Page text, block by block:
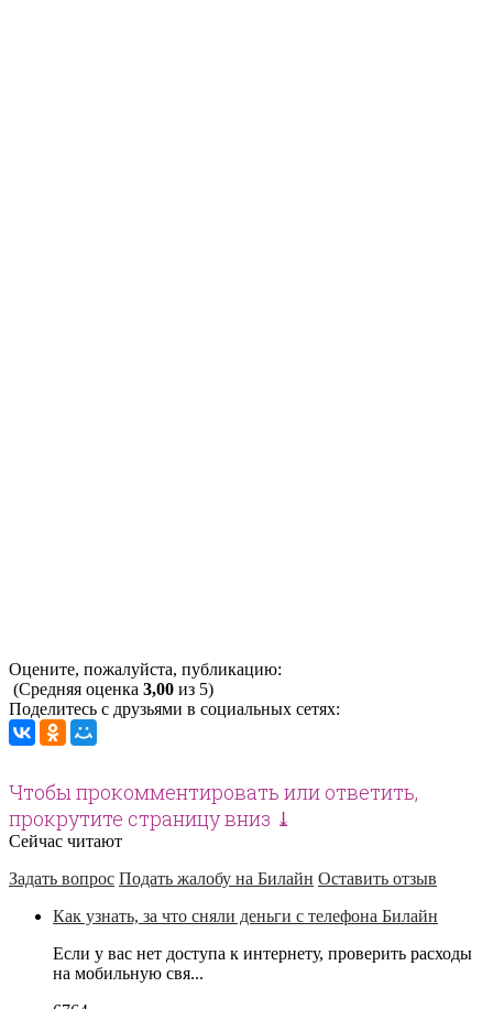
Оцените, пожалуйста, публикацию:
(Средняя оценка 3,00 из 5)
Поделитесь с друзьями в социальных сетях:
Чтобы прокомментировать или ответить,
прокрутите страницу вниз ⤓
Сейчас читают
Задать вопрос Подать жалобу на Билайн Оставить отзыв
Как узнать, за что сняли деньги с телефона Билайн
Если у вас нет доступа к интернету, проверить расходы
на мобильную свя...